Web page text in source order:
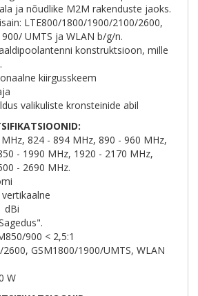
ja nõudlike M2M rakenduste jaoks.
LTE800/1800/1900/2100/2600,
UMTS ja WLAN b/g/n.
konstruktsioon, mille
kiirgusskeem
valikuliste kronsteinide abil
824 - 894 MHz, 890 - 960 MHz,
- 1990 MHz, 1920 - 2170 MHz,
- 2690 MHz.
vertikaalne
dBi
900 < 2,5:1
GSM1800/1900/UMTS, WLAN
W